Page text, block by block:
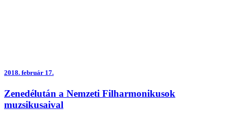
2018. február 17.
Zenedélután a Nemzeti Filharmonikusok
muzsikusaival